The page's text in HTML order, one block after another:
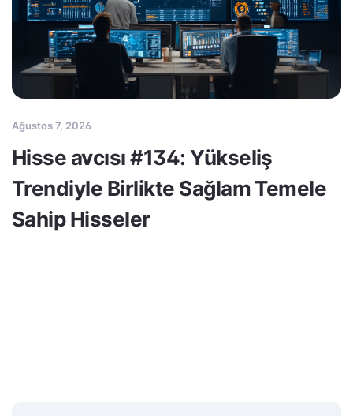
Ağustos 7, 2026
Hisse avcısı #134: Yükseliş
Trendiyle Birlikte Sağlam Temele
Sahip Hisseler